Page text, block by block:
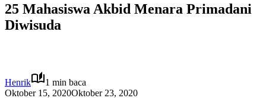
25 Mahasiswa Akbid Menara Primadani
Diwisuda
Henrik
1 min baca
Oktober 15, 2020Oktober 23, 2020